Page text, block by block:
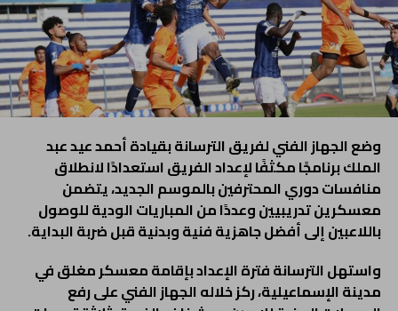
وضع الجهاز الفني لفريق الترسانة بقيادة أحمد عيد عبد
الملك برنامجًا مكثفًا لإعداد الفريق استعدادًا لانطلاق
منافسات دوري المحترفين بالموسم الجديد، يتضمن
معسكرين تدريبيين وعددًا من المباريات الودية للوصول
باللاعبين إلى أفضل جاهزية فنية وبدنية قبل ضربة البداية.
واستهل الترسانة فترة الإعداد بإقامة معسكر مغلق في
مدينة الإسماعيلية، ركز خلاله الجهاز الفني على رفع